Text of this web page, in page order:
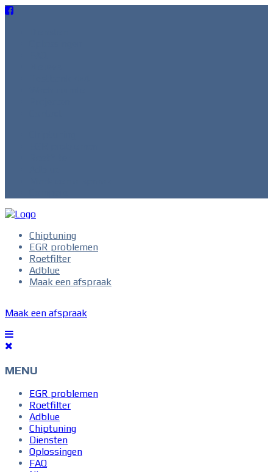
Chiptuning
EGR problemen
Roetfilter
Adblue
Maak een afspraak
Maak een afspraak
MENU
EGR problemen
Roetfilter
Adblue
Chiptuning
Diensten
Oplossingen
FAQ